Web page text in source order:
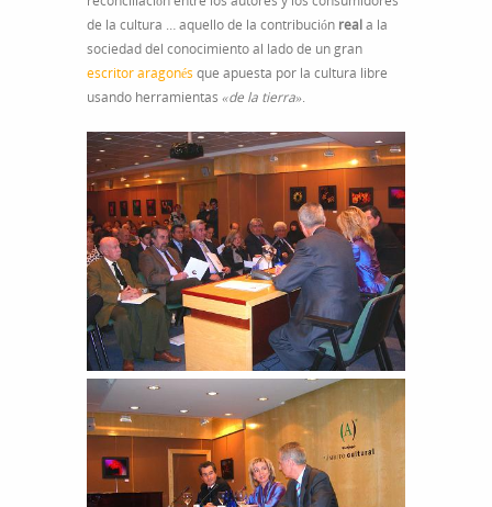
de la cultura … aquello de la contribución reala la
sociedad del conocimiento al lado de un gran
escritor aragonés que apuesta por la cultura libre
usando herramientas «de la tierra».